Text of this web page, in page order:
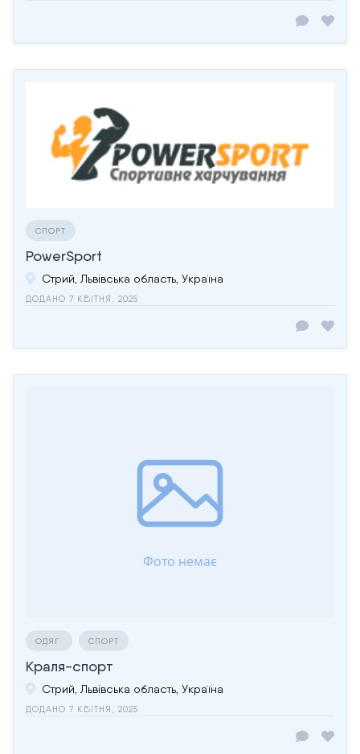
СПОРТ
PowerSport
Стрий, Львівська область, Україна
ДОДАНО 7 КВІТНЯ, 2025
ОДЯГ СПОРТ
Краля-спорт
Стрий, Львівська область, Україна
ДОДАНО 7 КВІТНЯ, 2025